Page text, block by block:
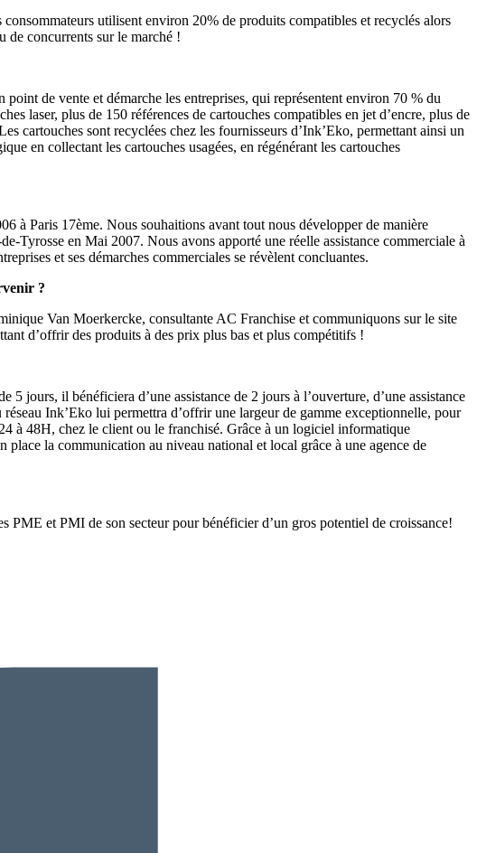
utilisent environ 20% de produits compatibles et recyclés alors
de concurrents sur le marché !
de vente et démarche les entreprises, qui représentent environ 70 % du
laser, plus de 150 références de cartouches compatibles en jet d’encre, plus de
cartouches sont recyclées chez les fournisseurs d’Ink’Eko, permettant ainsi un
en collectant les cartouches usagées, en régénérant les cartouches
à Paris 17ème. Nous souhaitions avant tout nous développer de manière
Tyrosse en Mai 2007. Nous avons apporté une réelle assistance commerciale à
et ses démarches commerciales se révèlent concluantes.
?
Van Moerkercke, consultante AC Franchise et communiquons sur le site
d’offrir des produits à des prix plus bas et plus compétitifs !
jours, il bénéficiera d’une assistance de 2 jours à l’ouverture, d’une assistance
Ink’Eko lui permettra d’offrir une largeur de gamme exceptionnelle, pour
à 48H, chez le client ou le franchisé. Grâce à un logiciel informatique
la communication au niveau national et local grâce à une agence de
et PMI de son secteur pour bénéficier d’un gros potentiel de croissance!